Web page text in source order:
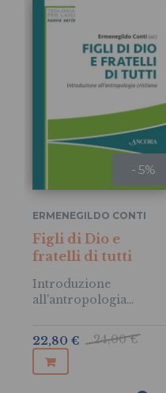
- 5%
ERMENEGILDO CONTI
Figli di Dio e
fratelli di tutti
Introduzione
all'antropologia
24,00 €
22,80 €